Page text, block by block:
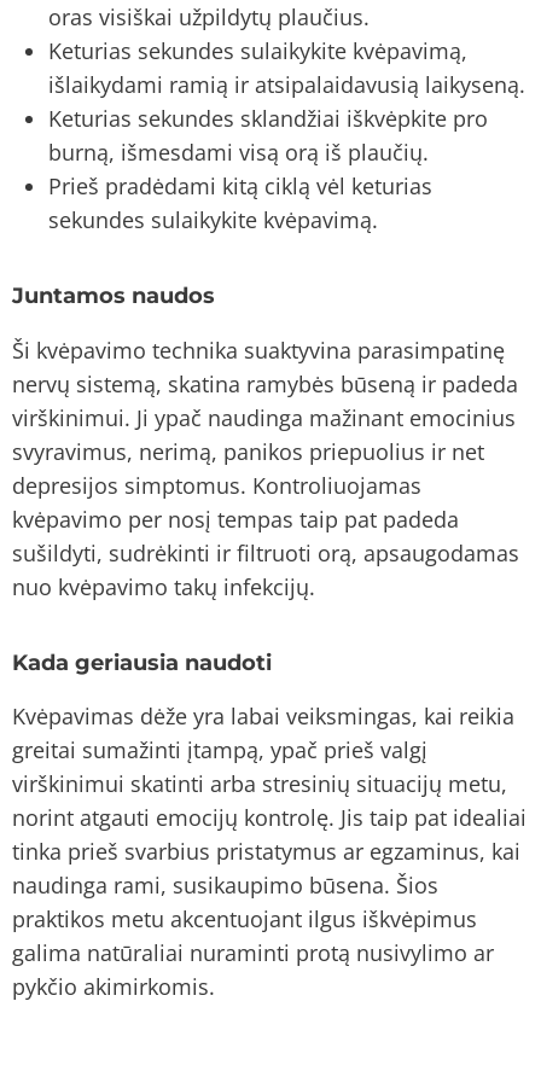
oras visiškai užpildytų plaučius.
Keturias sekundes sulaikykite kvėpavimą,
išlaikydami ramią ir atsipalaidavusią laikyseną.
Keturias sekundes sklandžiai iškvėpkite pro
burną, išmesdami visą orą iš plaučių.
Prieš pradėdami kitą ciklą vėl keturias
sekundes sulaikykite kvėpavimą.
Juntamos naudos
Ši kvėpavimo technika suaktyvina parasimpatinę
nervų sistemą, skatina ramybės būseną ir padeda
virškinimui. Ji ypač naudinga mažinant emocinius
svyravimus, nerimą, panikos priepuolius ir net
depresijos simptomus. Kontroliuojamas
kvėpavimo per nosį tempas taip pat padeda
sušildyti, sudrėkinti ir filtruoti orą, apsaugodamas
nuo kvėpavimo takų infekcijų.
Kada geriausia naudoti
Kvėpavimas dėže yra labai veiksmingas, kai reikia
greitai sumažinti įtampą, ypač prieš valgį
virškinimui skatinti arba stresinių situacijų metu,
norint atgauti emocijų kontrolę. Jis taip pat idealiai
tinka prieš svarbius pristatymus ar egzaminus, kai
naudinga rami, susikaupimo būsena. Šios
praktikos metu akcentuojant ilgus iškvėpimus
galima natūraliai nuraminti protą nusivylimo ar
pykčio akimirkomis.